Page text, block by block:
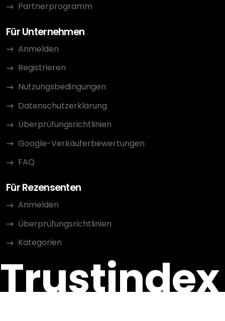
Partnerprogramm
Für Unternehmen
Anmelden
Registrieren
Nutzungsbedingungen
Datenschutzerklärung
Überprüfungsrichtlinien
Google-Verkäuferbewertungen
FAQ
Für Rezensenten
Anmelden
Überprüfungsrichtlinien
Kategorien
Trustindex